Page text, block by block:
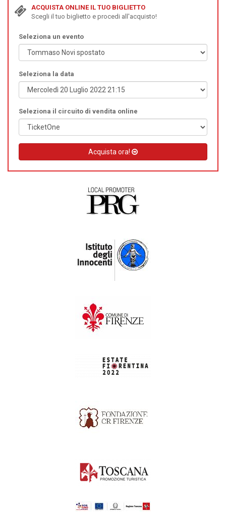
ACQUISTA ONLINE IL TUO BIGLIETTO
Scegli il tuo biglietto e procedi all'acquisto!
Seleziona un evento
Seleziona la data
Seleziona il circuito di vendita online
Acquista ora!